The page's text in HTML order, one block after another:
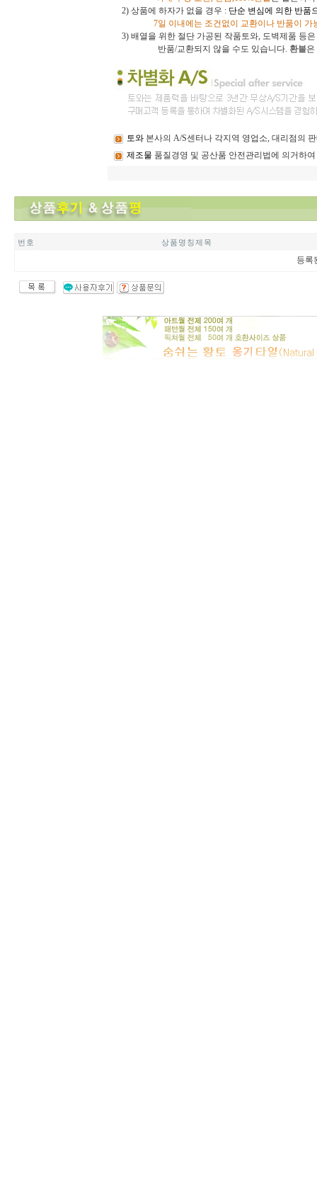
2) 상품에 하자가 없을 경우 : 단순 변심에 의한 반품
7일 이내에는 조건없이 교환이나 반품이 가
3) 배열을 위한 절단 가공된 작품토와, 도벽제품 등
반품/교환되지 않을 수도 있습니다. 환불은
토와 본사의 A/S센터나 각지역 영업소, 대리점의
제조물 품질경영 및 공산품 안전관리법에 의거하
번 호 상 품 명 칭 제 목
등록